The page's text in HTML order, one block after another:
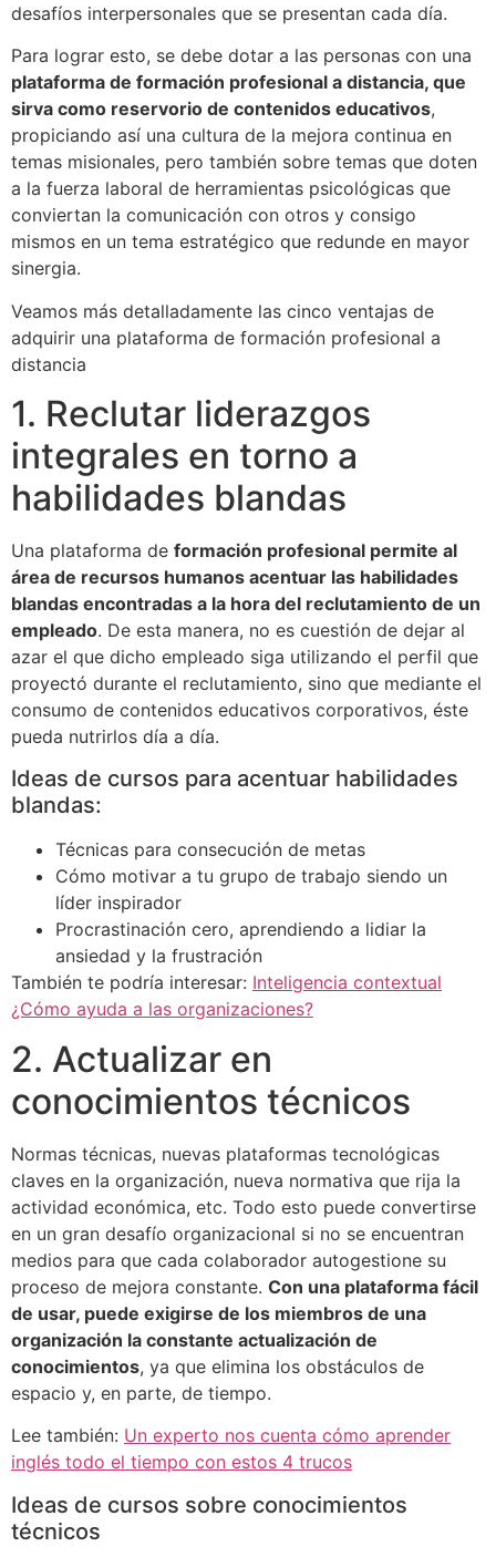
desafíos interpersonales que se presentan cada día.
Para lograr esto, se debe dotar a las personas con una
plataforma de formación profesional a distancia, que
sirva como reservorio de contenidos educativos,
propiciando así una cultura de la mejora continua en
temas misionales, pero también sobre temas que doten
a la fuerza laboral de herramientas psicológicas que
conviertan la comunicación con otros y consigo
mismos en un tema estratégico que redunde en mayor
sinergia.
Veamos más detalladamente las cinco ventajas de
adquirir una plataforma de formación profesional a
distancia
1. Reclutar liderazgos
integrales en torno a
habilidades blandas
Una plataforma de formación profesional permite al
área de recursos humanos acentuar las habilidades
blandas encontradas a la hora del reclutamiento de un
empleado. De esta manera, no es cuestión de dejar al
azar el que dicho empleado siga utilizando el perfil que
proyectó durante el reclutamiento, sino que mediante el
consumo de contenidos educativos corporativos, éste
pueda nutrirlos día a día.
Ideas de cursos para acentuar habilidades
blandas:
Técnicas para consecución de metas
Cómo motivar a tu grupo de trabajo siendo un
líder inspirador
Procrastinación cero, aprendiendo a lidiar la
ansiedad y la frustración
También te podría interesar: Inteligencia contextual
¿Cómo ayuda a las organizaciones?
2. Actualizar en
conocimientos técnicos
Normas técnicas, nuevas plataformas tecnológicas
claves en la organización, nueva normativa que rija la
actividad económica, etc. Todo esto puede convertirse
en un gran desafío organizacional si no se encuentran
medios para que cada colaborador autogestione su
proceso de mejora constante. Con una plataforma fácil
de usar, puede exigirse de los miembros de una
organización la constante actualización de
conocimientos, ya que elimina los obstáculos de
espacio y, en parte, de tiempo.
Lee también: Un experto nos cuenta cómo aprender
inglés todo el tiempo con estos 4 trucos
Ideas de cursos sobre conocimientos
técnicos